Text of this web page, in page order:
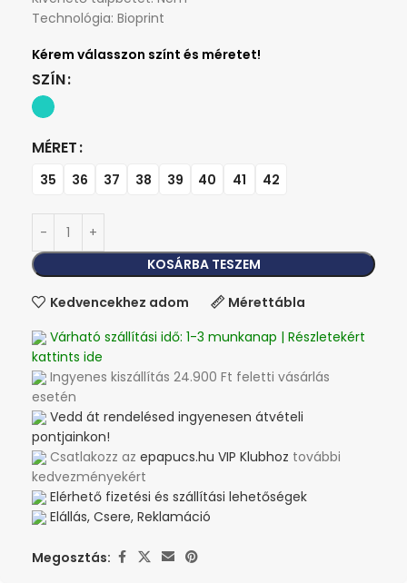
Technológia: Bioprint
SZÍN
MÉRET
35 36 37 38 39 40 41 42
KOSÁRBA TESZEM
Kedvencekhez adom
Mérettábla
Várható szállítási idő: 1-3 munkanap | Részletekért
kattints ide
Ingyenes kiszállítás 24.900 Ft feletti vásárlás
esetén
Vedd át rendelésed ingyenesen átvételi
pontjainkon!
Csatlakozz az epapucs.hu VIP Klubhoz további
kedvezményekért
Elérhető fizetési és szállítási lehetőségek
Elállás, Csere, Reklamáció
Megosztás: